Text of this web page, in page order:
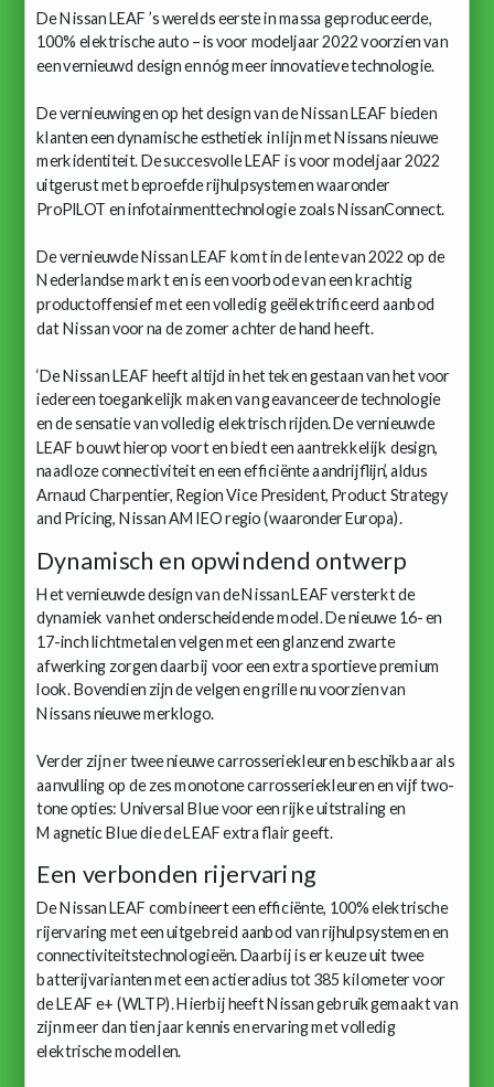
De Nissan LEAF ’s werelds eerste in massa geproduceerde,
100% elektrische auto – is voor modeljaar 2022 voorzien van
een vernieuwd design en nóg meer innovatieve technologie.
De vernieuwingen op het design van de Nissan LEAF bieden
klanten een dynamische esthetiek in lijn met Nissans nieuwe
merkidentiteit. De succesvolle LEAF is voor modeljaar 2022
uitgerust met beproefde rijhulpsystemen waaronder
ProPILOT en infotainmenttechnologie zoals NissanConnect.
De vernieuwde Nissan LEAF komt in de lente van 2022 op de
Nederlandse markt en is een voorbode van een krachtig
productoffensief met een volledig geëlektrificeerd aanbod
dat Nissan voor na de zomer achter de hand heeft.
‘De Nissan LEAF heeft altijd in het teken gestaan ​​van het voor
iedereen toegankelijk maken van geavanceerde technologie
en de sensatie van volledig elektrisch rijden. De vernieuwde
LEAF bouwt hierop voort en biedt een aantrekkelijk design,
naadloze connectiviteit en een efficiënte aandrijflijn’, aldus
Arnaud Charpentier, Region Vice President, Product Strategy
and Pricing, Nissan AMIEO regio (waaronder Europa).
Dynamisch en opwindend ontwerp
Het vernieuwde design van de Nissan LEAF versterkt de
dynamiek van het onderscheidende model. De nieuwe 16- en
17-inch lichtmetalen velgen met een glanzend zwarte
afwerking zorgen daarbij voor een extra sportieve premium
look. Bovendien zijn de velgen en grille nu voorzien van
Nissans nieuwe merklogo.
Verder zijn er twee nieuwe carrosseriekleuren beschikbaar als
aanvulling op de zes monotone carrosseriekleuren en vijf two-
tone opties: Universal Blue voor een rijke uitstraling en
Magnetic Blue die de LEAF extra flair geeft.
Een verbonden rijervaring
De Nissan LEAF combineert een efficiënte, 100% elektrische
rijervaring met een uitgebreid aanbod van rijhulpsystemen en
connectiviteitstechnologieën. Daarbij is er keuze uit twee
batterijvarianten met een actieradius tot 385 kilometer voor
de LEAF e+ (WLTP). Hierbij heeft Nissan gebruikgemaakt van
zijn meer dan tien jaar kennis en ervaring met volledig
elektrische modellen.